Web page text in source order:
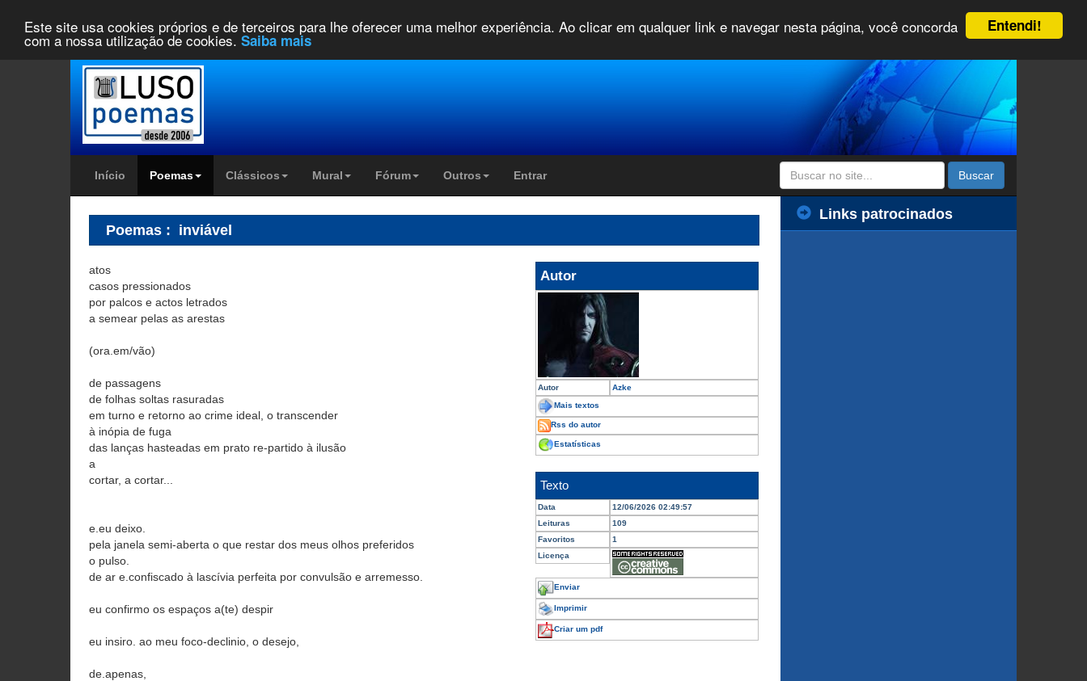
Entendi!
Este site usa cookies próprios e de terceiros para lhe oferecer uma melhor experiência. Ao clicar em qualquer link e navegar nesta página, você concorda
com a nossa utilização de cookies. Saiba mais
Início Poemas Clássicos Mural Fórum Outros Entrar Buscar
Poemas : inviável
atos
casos pressionados
por palcos e actos letrados
a semear pelas as arestas
(ora.em/vão)
de passagens
de folhas soltas rasuradas
em turno e retorno ao crime ideal, o transcender
à inópia de fuga
das lanças hasteadas em prato re-partido à ilusão
a
cortar, a cortar...
e.eu deixo.
pela janela semi-aberta o que restar dos meus olhos preferidos
o pulso.
de ar e.confiscado à lascívia perfeita por convulsão e arremesso.
eu confirmo os espaços a(te) despir
eu insiro. ao meu foco-declinio, o desejo,
de.apenas,
Autor
Autor Azke
Mais textos
Rss do autor
Estatísticas
Texto
Data
12/06/2026 02:49:57
Leituras
109
Favoritos
1
Licença
Enviar
Imprimir
Criar um pdf
Links patrocinados